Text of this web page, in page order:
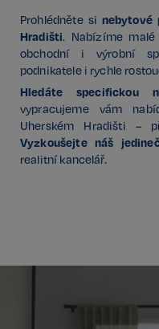
Prohlédněte si nebytové
Hradišti. Nabízíme malé
obchodní i výrobní
podnikatele i rychle
Hledáte specifickou
vypracujeme vám
Uherském Hradišti –
Vyzkoušejte náš
realitní kancelář.